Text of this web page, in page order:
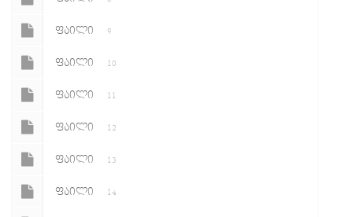
ᲤᲐᲘᲚᲘ 9
ᲤᲐᲘᲚᲘ 10
ᲤᲐᲘᲚᲘ 11
ᲤᲐᲘᲚᲘ 12
ᲤᲐᲘᲚᲘ 13
ᲤᲐᲘᲚᲘ 14